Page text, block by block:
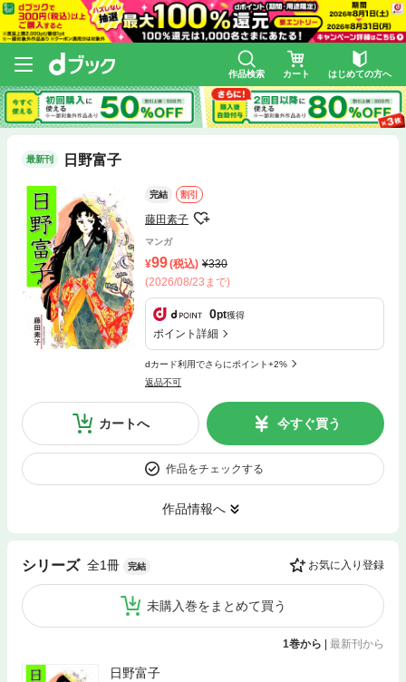
作品検索 カート はじめての方へ
最新刊 日野富子
完結 割引
藤田素子
マンガ
99(税込)
330
(2026/08/23まで)
0pt獲得
ポイント詳細
dカード利用でさらにポイント+2%
返品不可
カートへ 今すぐ買う
作品をチェックする
作品情報へ
シリーズ 全1冊 完結 お気に入り登録
未購入巻をまとめて買う
1巻から 最新刊から
日野富子